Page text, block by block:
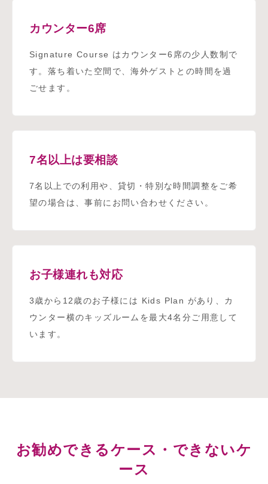
カウンター6席
Signature Course はカウンター6席の少人数制で
す。落ち着いた空間で、海外ゲストとの時間を過
ごせます。
7名以上は要相談
7名以上での利用や、貸切・特別な時間調整をご希
望の場合は、事前にお問い合わせください。
お子様連れも対応
3歳から12歳のお子様には Kids Plan があり、カ
ウンター横のキッズルームを最大4名分ご用意して
います。
お勧めできるケース・できないケ
ース